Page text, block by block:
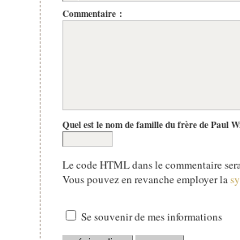
Commentaire :
Quel est le nom de famille du frère de Paul
Le code HTML dans le commentaire
Vous pouvez en revanche employer la
Se souvenir de mes informations